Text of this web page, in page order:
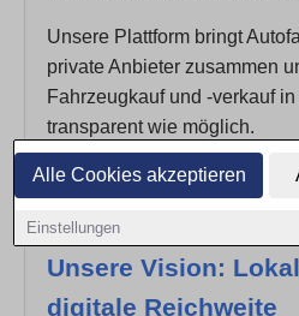
Alle Cookies akzeptieren
Einstellungen
Unsere Plattform bringt
private Anbieter zusammen
Fahrzeugkauf und -verkauf
transparent wie möglich.
Unsere Vision:
digitale Reichweite